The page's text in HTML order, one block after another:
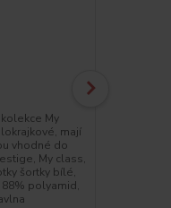
My
mají
vhodné do
My class,
šortky bílé,
polyamid,